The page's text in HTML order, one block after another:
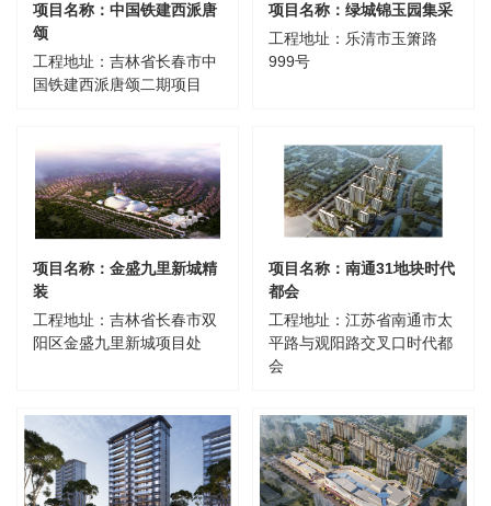
项目名称：中国铁建西派唐
颂
工程地址：吉林省长春市中
国铁建西派唐颂二期项目
项目名称：绿城锦玉园集采
工程地址：乐清市玉箫路
999号
项目名称：金盛九里新城精
装
工程地址：吉林省长春市双
阳区金盛九里新城项目处
项目名称：南通31地块时代
都会
工程地址：江苏省南通市太
平路与观阳路交叉口时代都
会